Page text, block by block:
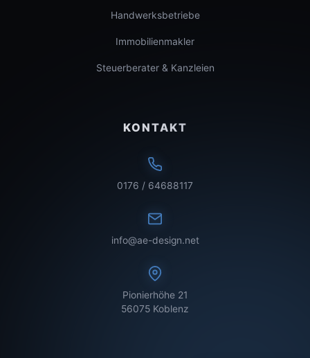
Handwerksbetriebe
Immobilienmakler
Steuerberater & Kanzleien
KONTAKT
0176 / 64688117
info@ae-design.net
Pionierhöhe 21
56075 Koblenz